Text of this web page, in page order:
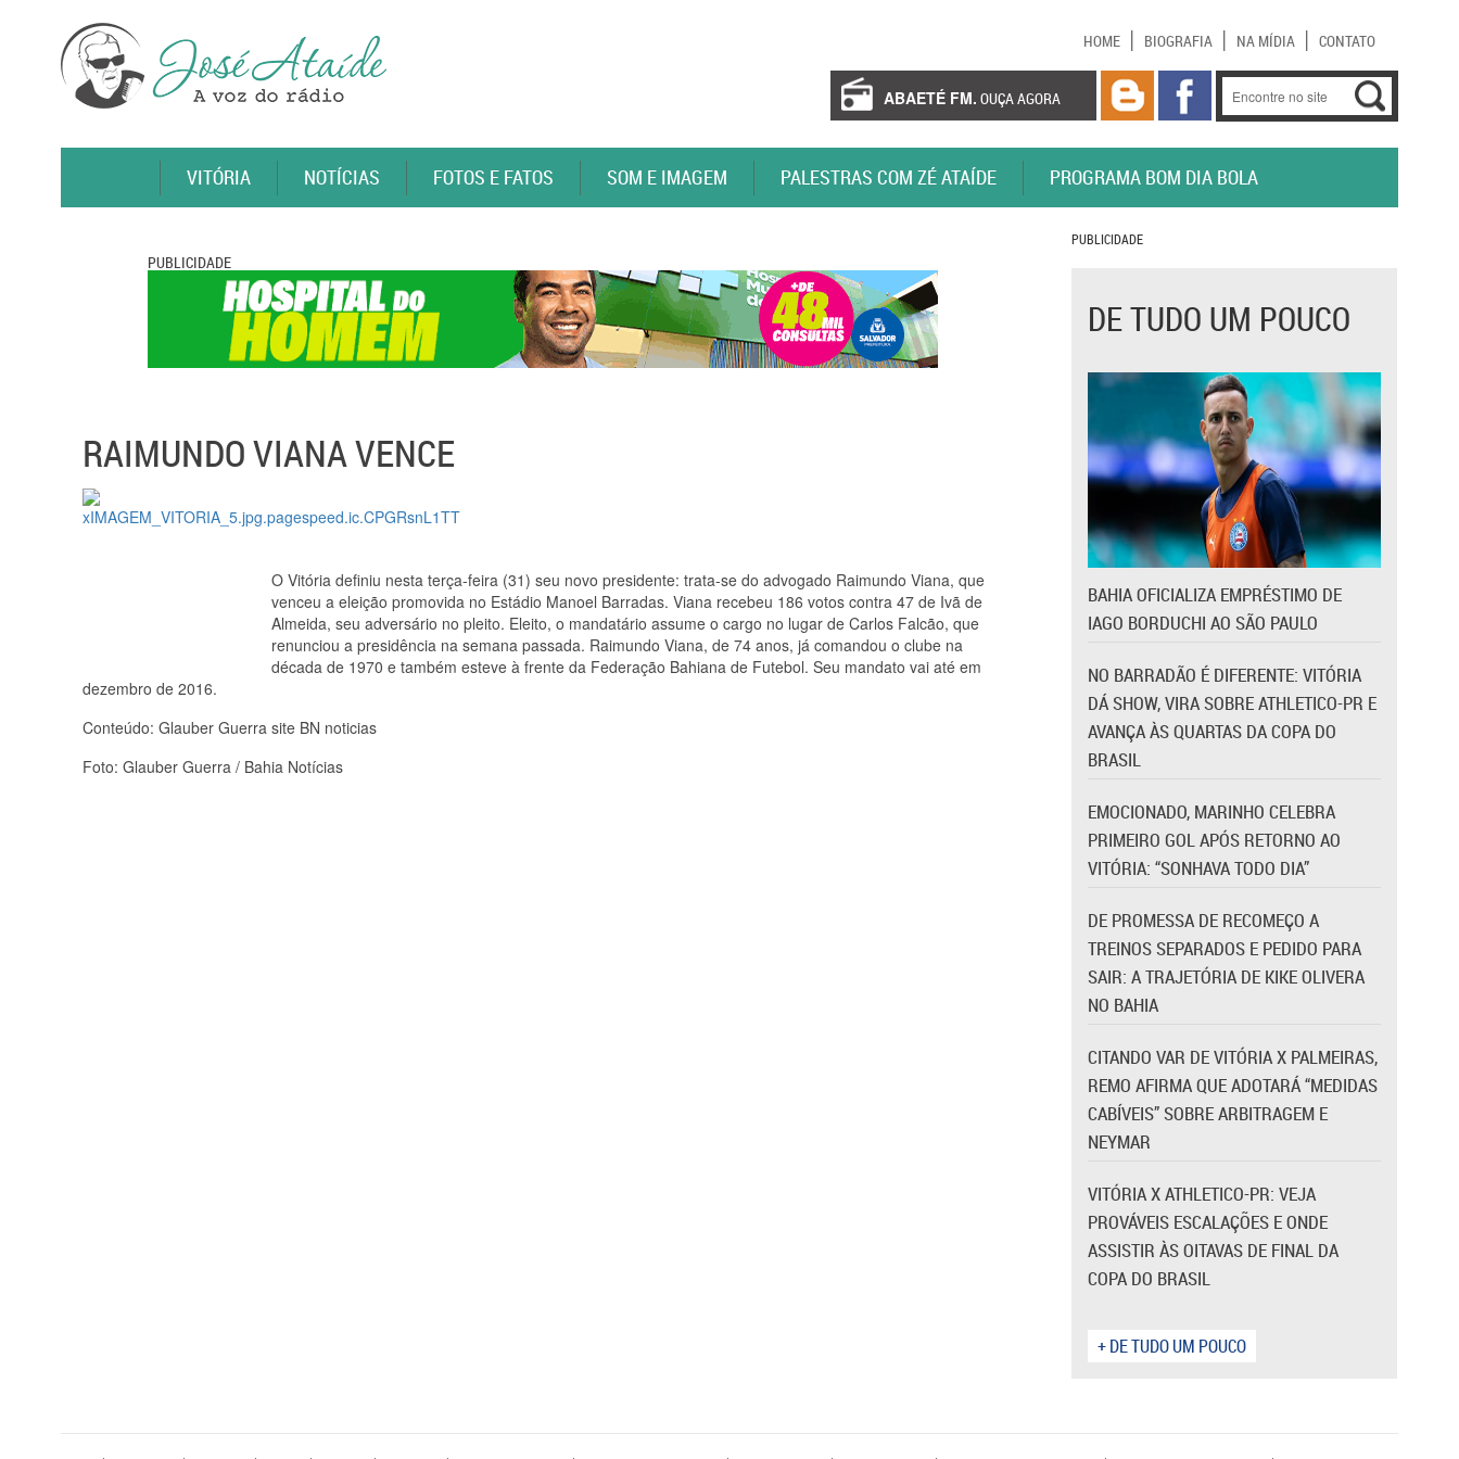
HOME BIOGRAFIA NA MÍDIA CONTATO
ABAETÉ FM. OUÇA AGORA
VITÓRIA NOTÍCIAS FOTOS E FATOS SOM E IMAGEM PALESTRAS COM ZÉ ATAÍDE PROGRAMA BOM DIA BOLA
PUBLICIDADE
RAIMUNDO VIANA VENCE
O Vitória definiu nesta terça-feira (31) seu novo presidente: trata-se do advogado Raimundo Viana, que
venceu a eleição promovida no Estádio Manoel Barradas. Viana recebeu 186 votos contra 47 de Ivã de
Almeida, seu adversário no pleito. Eleito, o mandatário assume o cargo no lugar de Carlos Falcão, que
renunciou a presidência na semana passada. Raimundo Viana, de 74 anos, já comandou o clube na
década de 1970 e também esteve à frente da Federação Bahiana de Futebol. Seu mandato vai até em
dezembro de 2016.
Conteúdo: Glauber Guerra site BN noticias
Foto: Glauber Guerra / Bahia Notícias
PUBLICIDADE
DE TUDO UM POUCO
BAHIA OFICIALIZA EMPRÉSTIMO DE
IAGO BORDUCHI AO SÃO PAULO
NO BARRADÃO É DIFERENTE: VITÓRIA
DÁ SHOW, VIRA SOBRE ATHLETICO-PR E
AVANÇA ÀS QUARTAS DA COPA DO
BRASIL
EMOCIONADO, MARINHO CELEBRA
PRIMEIRO GOL APÓS RETORNO AO
VITÓRIA: “SONHAVA TODO DIA”
DE PROMESSA DE RECOMEÇO A
TREINOS SEPARADOS E PEDIDO PARA
SAIR: A TRAJETÓRIA DE KIKE OLIVERA
NO BAHIA
CITANDO VAR DE VITÓRIA X PALMEIRAS,
REMO AFIRMA QUE ADOTARÁ “MEDIDAS
CABÍVEIS” SOBRE ARBITRAGEM E
NEYMAR
VITÓRIA X ATHLETICO-PR: VEJA
PROVÁVEIS ESCALAÇÕES E ONDE
ASSISTIR ÀS OITAVAS DE FINAL DA
COPA DO BRASIL
+ DE TUDO UM POUCO